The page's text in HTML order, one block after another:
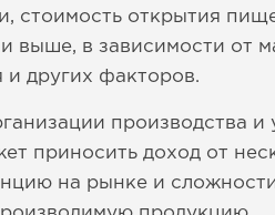
стоимость открытия
выше, в зависимости от
других факторов.
производства
приносить доход от
на рынке и